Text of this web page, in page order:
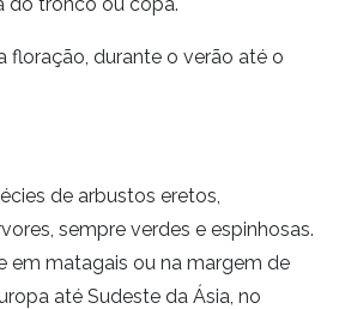
floração, durante o verão até o
de arbustos eretos,
sempre verdes e espinhosas.
em matagais ou na margem de
até Sudeste da Ásia, no